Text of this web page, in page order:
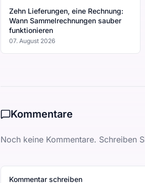
Zehn Lieferungen, eine Rechnung:
Wann Sammelrechnungen sauber
funktionieren
07. August 2026
Kommentare
Noch keine Kommentare. Schreiben
Kommentar schreiben